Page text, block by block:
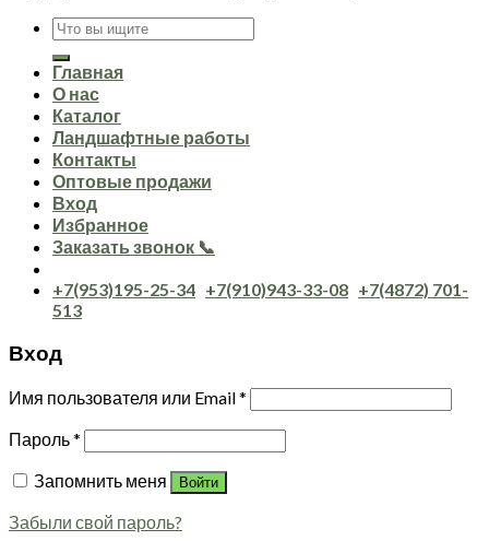
Искать:
Главная
О нас
Каталог
Ландшафтные работы
Контакты
Оптовые продажи
Вход
Избранное
Заказать звонок 📞
+7(953)195-25-34 +7(910)943-33-08 +7(4872) 701-
513
Вход
Имя пользователя или Email*
Пароль*
Запомнить меня
Войти
Забыли свой пароль?